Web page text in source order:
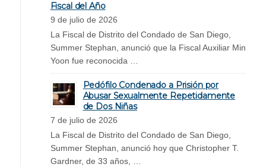
Fiscal del Año
9 de julio de 2026
La Fiscal de Distrito del Condado de San Diego,
Summer Stephan, anunció que la Fiscal Auxiliar Min
Yoon fue reconocida …
Pedófilo Condenado a Prisión por
Abusar Sexualmente Repetidamente
de Dos Niñas
7 de julio de 2026
La Fiscal de Distrito del Condado de San Diego,
Summer Stephan, anunció hoy que Christopher T.
Gardner, de 33 años, …